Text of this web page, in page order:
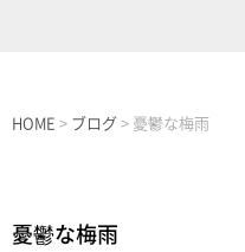
HOME > ブログ > 憂鬱な梅雨
憂鬱な梅雨